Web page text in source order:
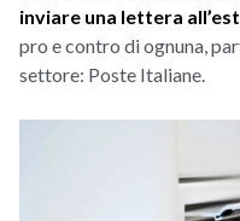
inviare una lettera
pro e contro di ognuna,
settore: Poste Italiane.